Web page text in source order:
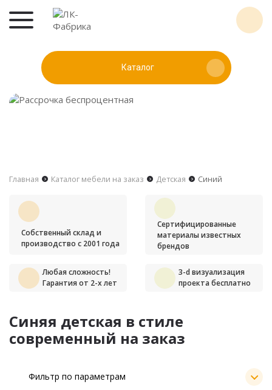
Каталог
Главная Каталог мебели на заказ Детская Синий
Собственный склад и
производство с 2001 года
Сертифицированные
материалы известных
брендов
Любая сложность!
Гарантия от 2-х лет
3-d визуализация
проекта бесплатно
Синяя детская в стиле
современный на заказ
Фильтр по параметрам